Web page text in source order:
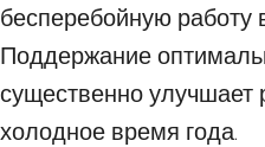
бесперебойную работу
Поддержание
существенно улучшает
холодное время года.